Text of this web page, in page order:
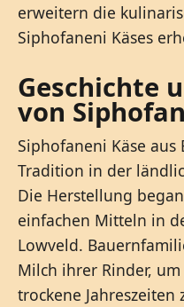
erweitern die
Siphofaneni Käses
Geschichte
von
Siphofaneni Käse
Tradition in der
Die Herstellung
einfachen Mitteln in
Lowveld.
Milch ihrer Rinder,
trockene Jahreszeiten